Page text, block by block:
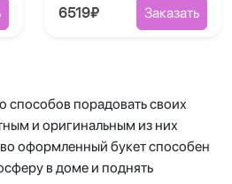
6519₽ Заказать
способов порадовать своих
и оригинальным из них
оформленный букет способен
в доме и поднять